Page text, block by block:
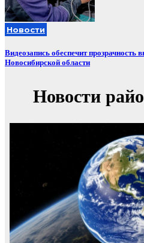
Новости
Видеозапись обеспечит прозрачность
Новосибирской области